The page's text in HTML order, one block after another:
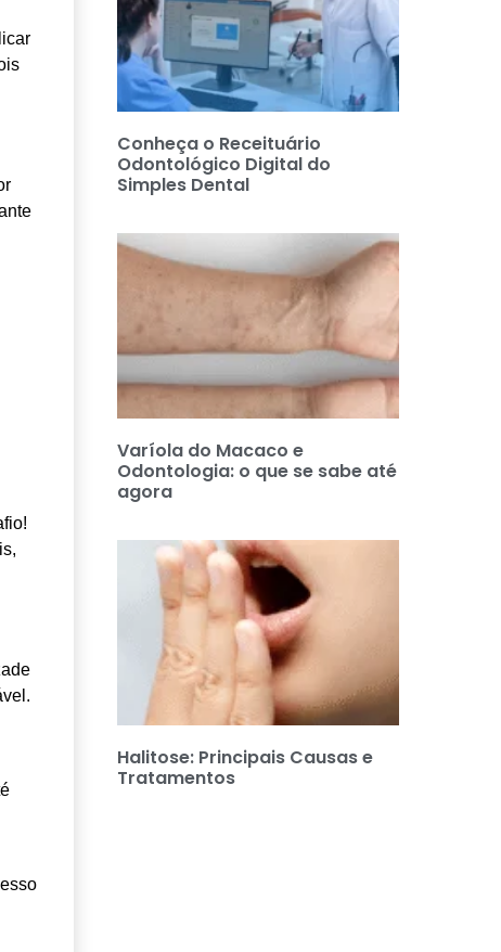
Conheça o Receituário
Odontológico Digital do
Simples Dental
Varíola do Macaco e
Odontologia: o que se sabe até
agora
Halitose: Principais Causas e
Tratamentos